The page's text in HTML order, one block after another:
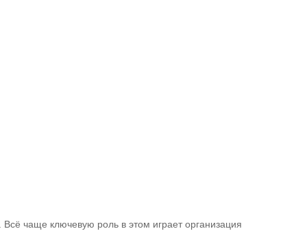
чаще ключевую роль в этом играет организация